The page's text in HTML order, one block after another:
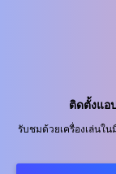
ติดตั้งแอ
รับชมด้วยเครื่องเล่นใ
ข้อกำหนดการใช้งาน